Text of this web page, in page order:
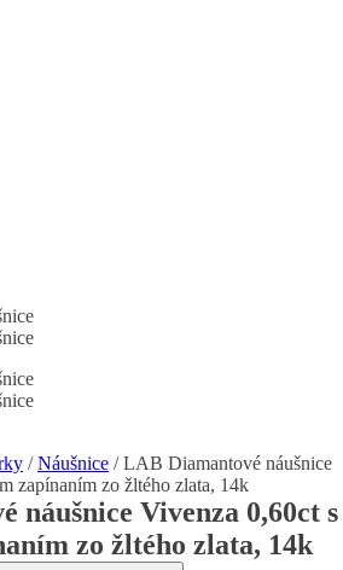
/Náušnice / LAB Diamantové náušnice
zapínaním zo žltého zlata, 14k
náušnice Vivenza 0,60ct s
zo žltého zlata, 14k